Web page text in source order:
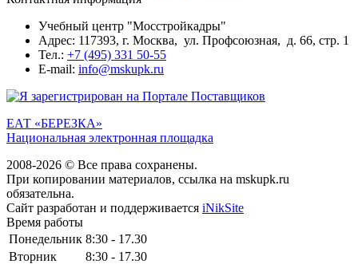
Учебный центр "Мосстройкадры"
Адрес: 117393, г. Москва, ул. Профсоюзная, д. 66, стр. 1
Тел.: +7 (495) 331 50-55
E-mail: info@mskupk.ru
ЕАТ «БЕРЕЗКА»
Национальная электронная площадка
2008-2026 © Все права сохранены.
При копировании материалов, ссылка на mskupk.ru
обязательна.
Сайт разработан и поддерживается iNikSite
Время работы
Понедельник 8:30 - 17.30
Вторник
8:30 - 17.30